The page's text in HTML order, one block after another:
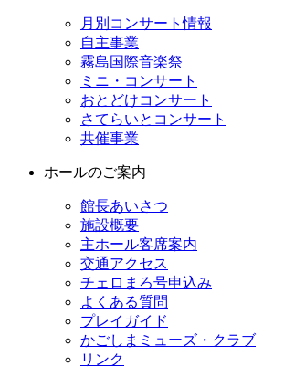
月別コンサート情報
自主事業
霧島国際音楽祭
ミニ・コンサート
おとどけコンサート
さてらいとコンサート
共催事業
ホールのご案内
館長あいさつ
施設概要
主ホール客席案内
交通アクセス
チェロまろ号申込み
よくある質問
プレイガイド
かごしまミューズ・クラブ
リンク